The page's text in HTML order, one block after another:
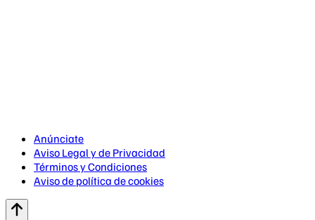
Anúnciate
Aviso Legal y de Privacidad
Términos y Condiciones
Aviso de política de cookies